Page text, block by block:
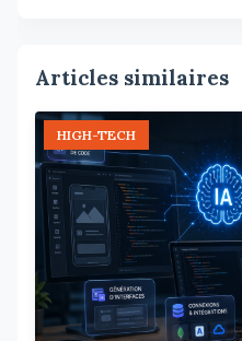
Articles similaires
HIGH-TECH